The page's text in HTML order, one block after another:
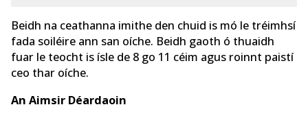
Beidh na ceathanna imithe den chuid is mó le tréimhsí
fada soiléire ann san oíche. Beidh gaoth ó thuaidh
fuar le teocht is ísle de 8 go 11 céim agus roinnt paistí
ceo thar oíche.
An Aimsir Déardaoin